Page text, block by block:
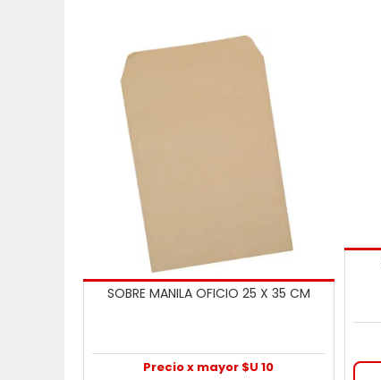
SOBRE MANILA OFICIO 25 X 35 CM
Precio x mayor $U 10